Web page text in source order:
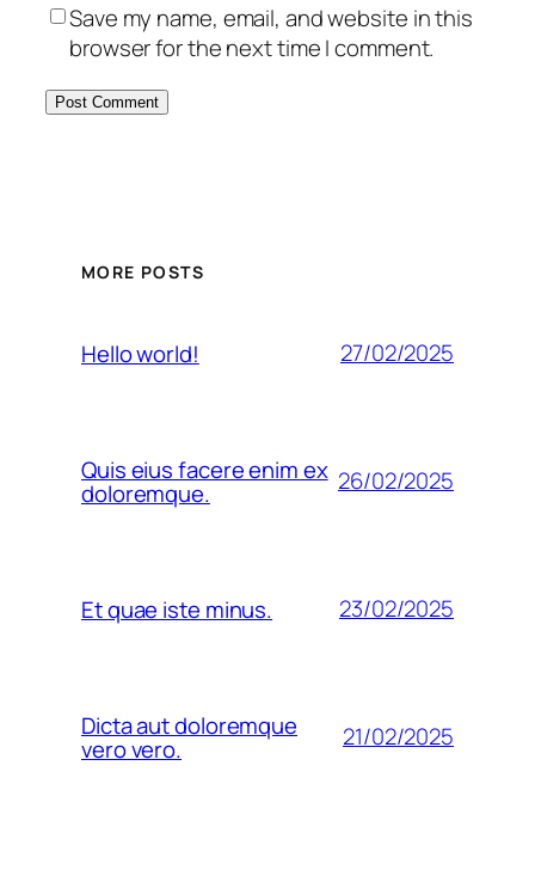
Save my name, email, and website in this
browser for the next time I comment.
MORE POSTS
Hello world! 27/02/2025
Quis eius facere enim ex
doloremque. 26/02/2025
Et quae iste minus. 23/02/2025
Dicta aut doloremque
vero vero. 21/02/2025